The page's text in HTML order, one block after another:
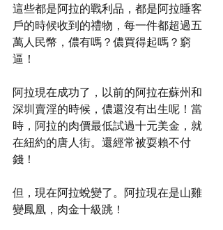
這些都是阿拉的戰利品，都是阿拉睡客
戶的時候收到的禮物，每一件都超過五
萬人民幣，儂有嗎？儂買得起嗎？窮
逼！
阿拉現在成功了，以前的阿拉在蘇州和
深圳賣淫的時候，儂還沒有出生呢！當
時，阿拉的肉價最低試過十元美金，就
在紐約的唐人街。還經常被耍賴不付
錢！
但，現在阿拉蛻變了。阿拉現在是山雞
變鳳凰，肉金十級跳！